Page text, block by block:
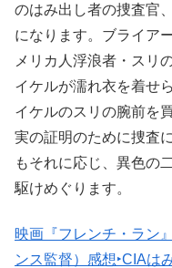
のはみ出し者の捜査官
になります。ブライア
メリカ人浮浪者・スリ
イケルが濡れ衣を着せ
イケルのスリの腕前を
実の証明のために捜査
もそれに応じ、異色の
駆けめぐります。
映画『フレンチ・ラン
ンス監督）感想‣CIAは